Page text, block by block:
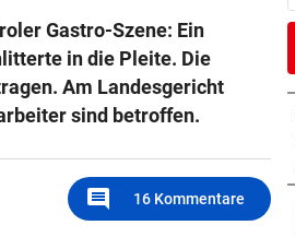
Gastro-Szene: Ein
in die Pleite. Die
Am Landesgericht
sind betroffen.
comment 16 Kommentare